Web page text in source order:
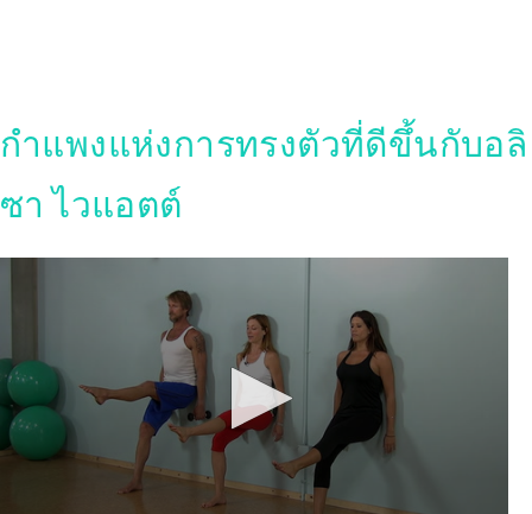
กำแพงแห่งการทรงตัวที่ดีขึ้นกับอลิ
ซา ไวแอตต์